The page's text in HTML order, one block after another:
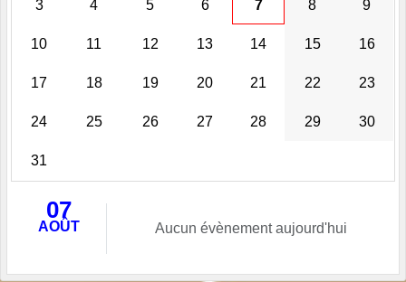
3 4 5 6 7 8 9
10 11 12 13 14 15 16
17 18 19 20 21 22 23
24 25 26 27 28 29 30
31
07
AOÛT Aucun évènement aujourd'hui